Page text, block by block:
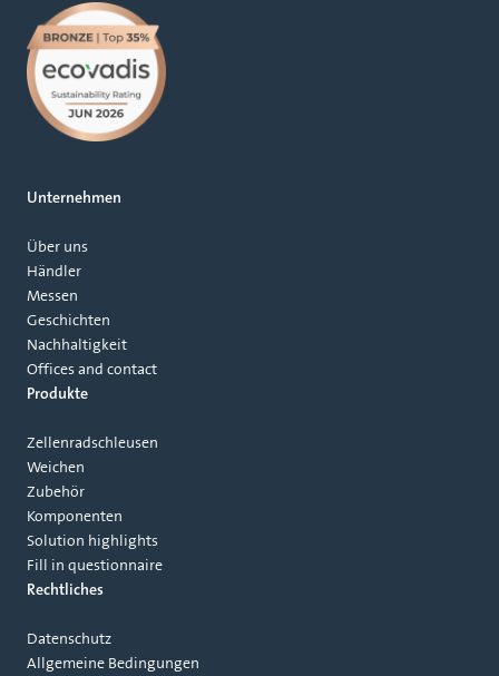
Unternehmen
Über uns
Händler
Messen
Geschichten
Nachhaltigkeit
Offices and contact
Produkte
Zellenradschleusen
Weichen
Zubehör
Komponenten
Solution highlights
Fill in questionnaire
Rechtliches
Datenschutz
Allgemeine Bedingungen